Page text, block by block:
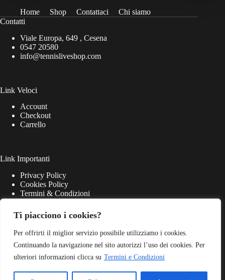
Ti piacciono i cookies?
Per offrirti il miglior servizio possibile utilizziamo i cookies.
Continuando la navigazione nel sito autorizzi l’uso dei cookies. Per
ulteriori informazioni clicca su Termini e Condizioni
Home Shop Contattaci
Chi siamo
Contatti
Viale Europa, 649 , Cesena
0547 20580
info@tennisliveshop.com
Link Veloci
Account
Checkout
Carrello
Link Importanti
Privacy Policy
Cookies Policy
Termini & Condizioni